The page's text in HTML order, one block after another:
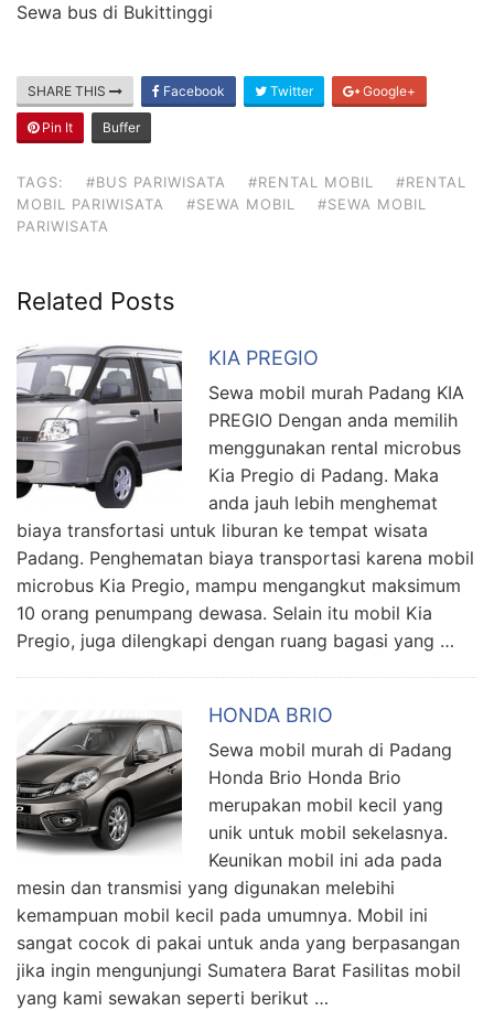
Sewa bus di Bukittinggi
SHARE THIS Facebook Twitter Google+
Pin It Buffer
TAGS: #BUS PARIWISATA #RENTAL MOBIL
#RENTAL
MOBIL PARIWISATA
#SEWA MOBIL
#SEWA MOBIL
PARIWISATA
Related Posts
KIA PREGIO
Sewa mobil murah Padang KIA
PREGIO Dengan anda memilih
menggunakan rental microbus
Kia Pregio di Padang. Maka
anda jauh lebih menghemat
biaya transfortasi untuk liburan ke tempat wisata
Padang. Penghematan biaya transportasi karena mobil
microbus Kia Pregio, mampu mengangkut maksimum
10 orang penumpang dewasa. Selain itu mobil Kia
Pregio, juga dilengkapi dengan ruang bagasi yang …
HONDA BRIO
Sewa mobil murah di Padang
Honda Brio Honda Brio
merupakan mobil kecil yang
unik untuk mobil sekelasnya.
Keunikan mobil ini ada pada
mesin dan transmisi yang digunakan melebihi
kemampuan mobil kecil pada umumnya. Mobil ini
sangat cocok di pakai untuk anda yang berpasangan
jika ingin mengunjungi Sumatera Barat Fasilitas mobil
yang kami sewakan seperti berikut …